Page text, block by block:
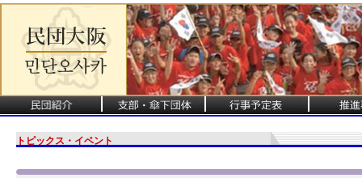
トピックス・イベント